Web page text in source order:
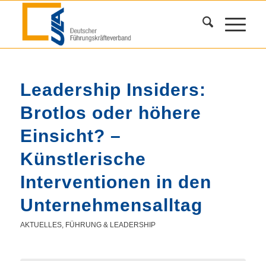
Leadership Insiders:
Brotlos oder höhere
Einsicht? –
Künstlerische
Interventionen in den
Unternehmensalltag
AKTUELLES, FÜHRUNG & LEADERSHIP